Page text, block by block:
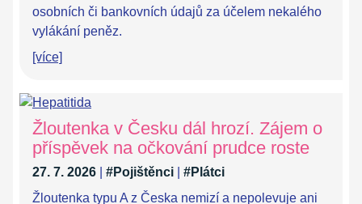
osobních či bankovních údajů za účelem nekalého
vylákání peněz.
[více]
Žloutenka v Česku dál hrozí. Zájem o
příspěvek na očkování prudce roste
27. 7. 2026 #Pojištěnci
#Plátci
Žloutenka typu A z Česka nemizí a nepolevuje ani